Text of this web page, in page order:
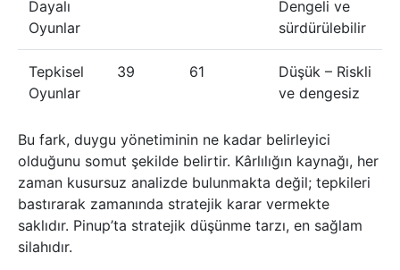
Dayalı
Oyunlar
Dengeli ve
sürdürülebilir
Tepkisel
Oyunlar
39 61
Düşük – Riskli
ve dengesiz
Bu fark, duygu yönetiminin ne kadar belirleyici
olduğunu somut şekilde belirtir. Kârlılığın kaynağı, her
zaman kusursuz analizde bulunmakta değil; tepkileri
bastırarak zamanında stratejik karar vermekte
saklıdır. Pinup’ta stratejik düşünme tarzı, en sağlam
silahıdır.